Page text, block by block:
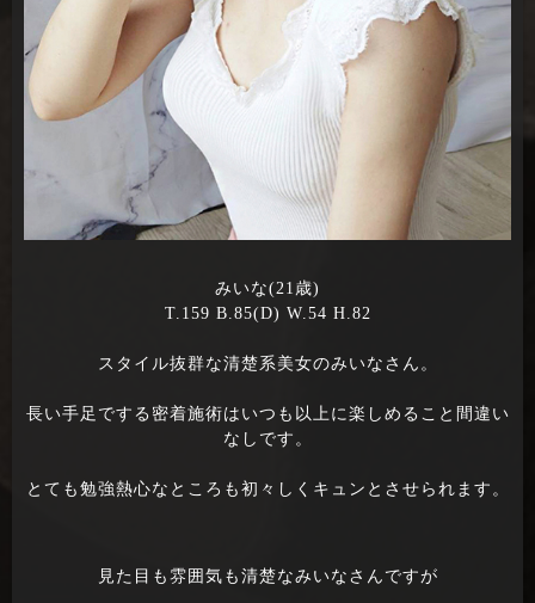
みいな(21歳)
T.159 B.85(D) W.54 H.82
スタイル抜群な清楚系美女のみいなさん。
長い手足でする密着施術はいつも以上に楽しめること間違い
なしです。
とても勉強熱心なところも初々しくキュンとさせられます。
見た目も雰囲気も清楚なみいなさんですが